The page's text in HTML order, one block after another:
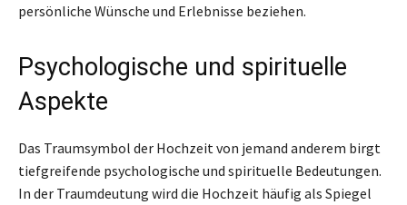
persönliche Wünsche und Erlebnisse beziehen.
Psychologische und spirituelle
Aspekte
Das Traumsymbol der Hochzeit von jemand anderem birgt
tiefgreifende psychologische und spirituelle Bedeutungen.
In der Traumdeutung wird die Hochzeit häufig als Spiegel